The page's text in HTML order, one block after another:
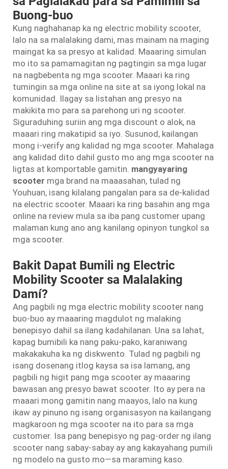
Buong-buo
Kung naghahanap ka ng electric mobility scooter,
lalo na sa malalaking dami, mas mainam na maging
maingat ka sa presyo at kalidad. Maaaring simulan
mo ito sa pamamagitan ng pagtingin sa mga lugar
na nagbebenta ng mga scooter. Maaari ka ring
tumingin sa mga online na site at sa iyong lokal na
komunidad. Ilagay sa listahan ang presyo na
makikita mo para sa parehong uri ng scooter.
Siguraduhing suriin ang mga discount o alok, na
maaari ring makatipid sa iyo. Susunod, kailangan
mong i-verify ang kalidad ng mga scooter. Mahalaga
ang kalidad dito dahil gusto mo ang mga scooter na
ligtas at komportable gamitin. mangyayaring
scooter mga brand na maaasahan, tulad ng
Youhuan, isang kilalang pangalan para sa de-kalidad
na electric scooter. Maaari ka ring basahin ang mga
online na review mula sa iba pang customer upang
malaman kung ano ang kanilang opinyon tungkol sa
mga scooter.
Bakit Dapat Bumili ng Electric
Mobility Scooter sa Malalaking
Damí?
Ang pagbili ng mga electric mobility scooter nang
buo-buo ay maaaring magdulot ng malaking
benepisyo dahil sa ilang kadahilanan. Una sa lahat,
kapag bumibili ka nang paku-pako, karaniwang
makakakuha ka ng diskwento. Tulad ng pagbili ng
isang dosenang itlog kaysa sa isa lamang, ang
pagbili ng higit pang mga scooter ay maaaring
bawasan ang presyo bawat scooter. Ito ay pera na
maaari mong gamitin nang maayos, lalo na kung
ikaw ay pinuno ng isang organisasyon na kailangang
magkaroon ng mga scooter na ito para sa mga
customer. Isa pang benepisyo ng pag-order ng ilang
scooter nang sabay-sabay ay ang kakayahang pumili
ng modelo na gusto mo—sa maraming kaso.